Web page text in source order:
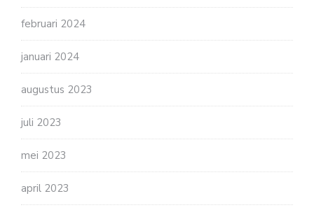
februari 2024
januari 2024
augustus 2023
juli 2023
mei 2023
april 2023